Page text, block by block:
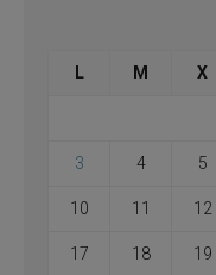
L M X
3 4 5
10 11 12
17 18 19